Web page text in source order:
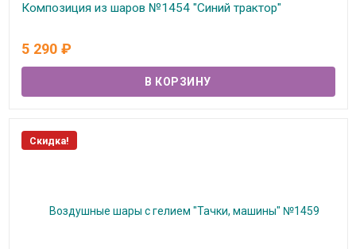
Композиция из шаров №1454 "Синий трактор"
5 290 ₽
Скидка!